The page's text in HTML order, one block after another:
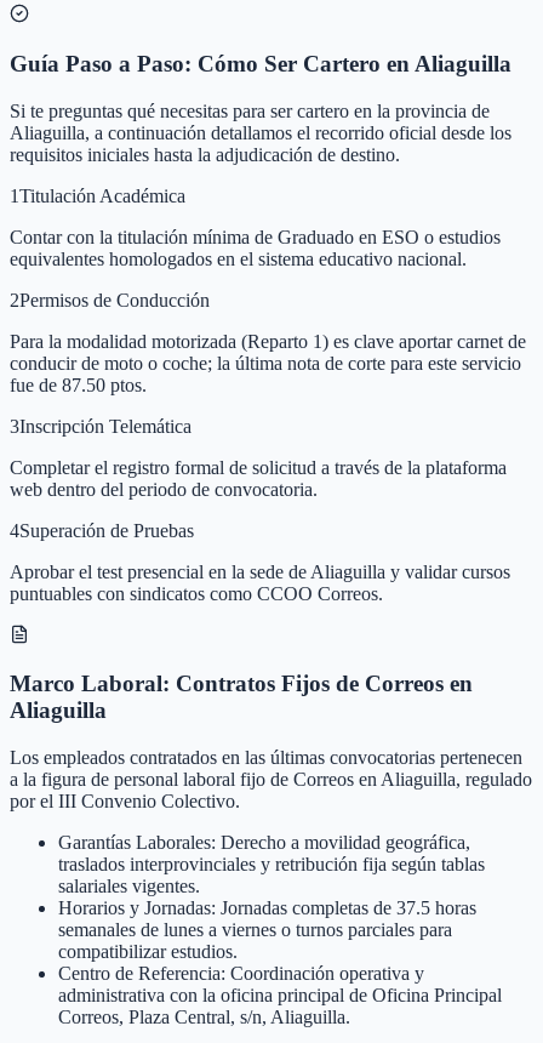
Guía Paso a Paso: Cómo Ser Cartero en Aliaguilla
Si te preguntas qué necesitas para ser cartero en la provincia de
Aliaguilla, a continuación detallamos el recorrido oficial desde los
requisitos iniciales hasta la adjudicación de destino.
1Titulación Académica
Contar con la titulación mínima de Graduado en ESO o estudios
equivalentes homologados en el sistema educativo nacional.
2Permisos de Conducción
Para la modalidad motorizada (Reparto 1) es clave aportar carnet de
conducir de moto o coche; la última nota de corte para este servicio
fue de 87.50 ptos.
3Inscripción Telemática
Completar el registro formal de solicitud a través de la plataforma
web dentro del periodo de convocatoria.
4Superación de Pruebas
Aprobar el test presencial en la sede de Aliaguilla y validar cursos
puntuables con sindicatos como CCOO Correos.
Marco Laboral: Contratos Fijos de Correos en
Aliaguilla
Los empleados contratados en las últimas convocatorias pertenecen
a la figura de personal laboral fijo de Correos en Aliaguilla, regulado
por el III Convenio Colectivo.
Garantías Laborales: Derecho a movilidad geográfica,
traslados interprovinciales y retribución fija según tablas
salariales vigentes.
Horarios y Jornadas: Jornadas completas de 37.5 horas
semanales de lunes a viernes o turnos parciales para
compatibilizar estudios.
Centro de Referencia: Coordinación operativa y
administrativa con la oficina principal de Oficina Principal
Correos, Plaza Central, s/n, Aliaguilla.